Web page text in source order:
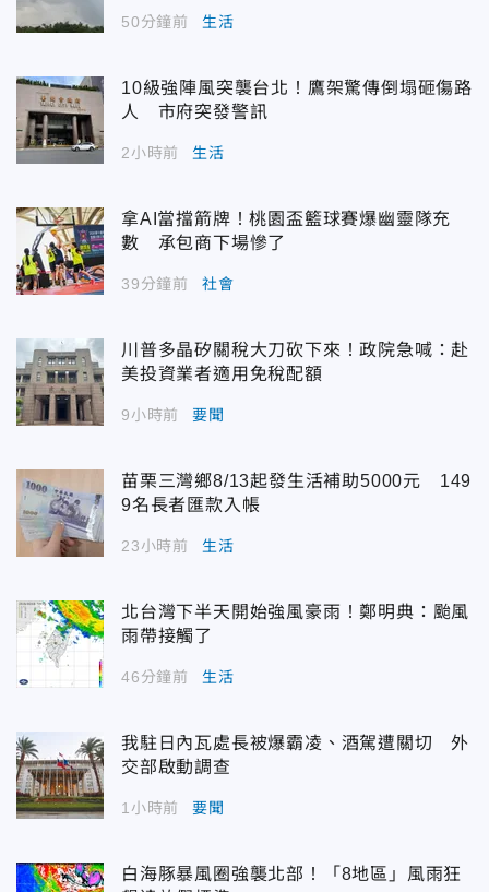
50分鐘前 生活
10級強陣風突襲台北！鷹架驚傳倒塌砸傷路
人 市府突發警訊
2小時前 生活
拿AI當擋箭牌！桃園盃籃球賽爆幽靈隊充
數 承包商下場慘了
39分鐘前 社會
川普多晶矽關稅大刀砍下來！政院急喊：赴
美投資業者適用免稅配額
9小時前 要聞
苗栗三灣鄉8/13起發生活補助5000元 149
9名長者匯款入帳
23小時前 生活
北台灣下半天開始強風豪雨！鄭明典：颱風
雨帶接觸了
46分鐘前 生活
我駐日內瓦處長被爆霸凌、酒駕遭關切 外
交部啟動調查
1小時前 要聞
白海豚暴風圈強襲北部！「8地區」風雨狂